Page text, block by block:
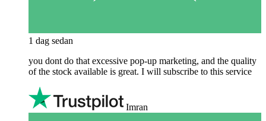
1 dag sedan
you dont do that excessive pop-up marketing, and the quality
of the stock available is great. I will subscribe to this service
Imran